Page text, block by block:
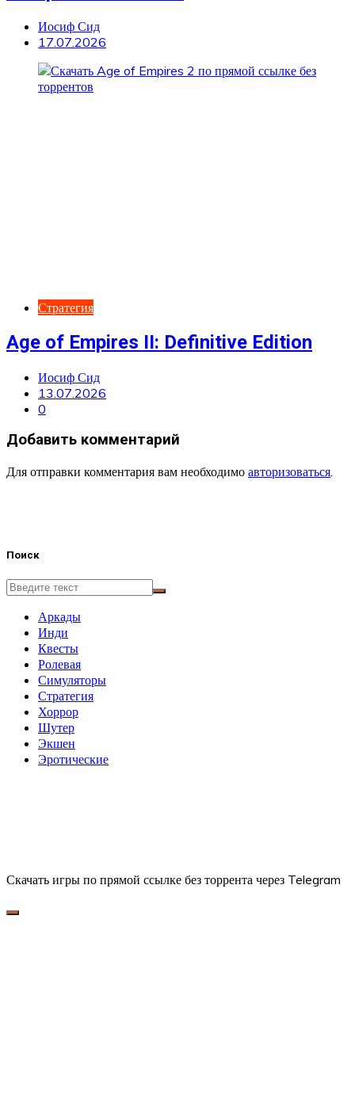
Иосиф Сид
17.07.2026
Стратегия
Age of Empires II: Definitive Edition
Иосиф Сид
13.07.2026
0
Добавить комментарий
Для отправки комментария вам необходимо авторизоваться.
Поиск
Аркады
Инди
Квесты
Ролевая
Симуляторы
Стратегия
Хоррор
Шутер
Экшен
Эротические
Скачать игры по прямой ссылке без торрента через Telegram